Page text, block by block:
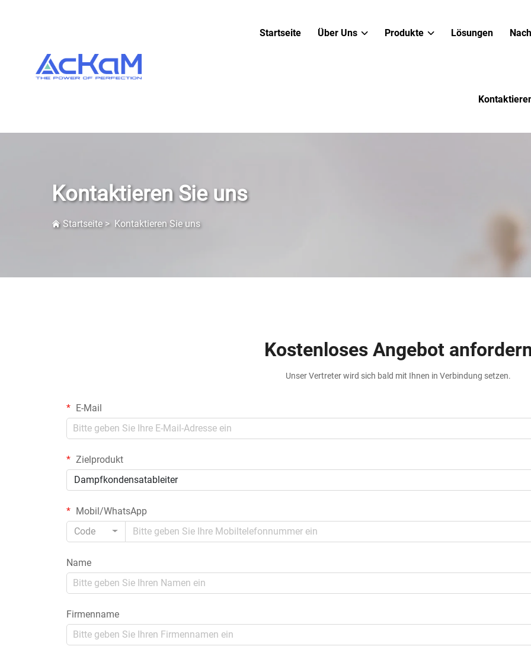
Startseite Über Uns Produkte Lösungen
Kontaktieren Sie uns
Startseite> Kontaktieren Sie uns
Kostenloses Angebot
Unser Vertreter wird sich bald mit Ihnen in Verbindung setzen.
E-Mail
Zielprodukt
Dampfkondensatableiter
Mobil/WhatsApp
Code
Name
Firmenname